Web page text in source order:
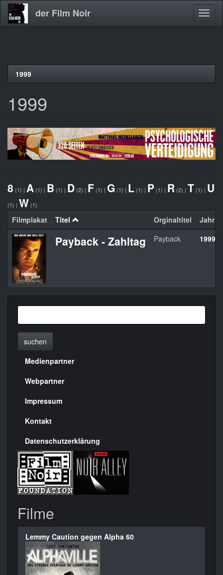
Direkt
der Film Noir
1999
1999
8 (1) | A (1) | B (1) | D (2) | F (1) | G (1) | L (1) | P (1) | R (2) | T (1) | U
(1) | W (1)
Filmplakat Titel Orginaltitel Jahr
Payback - Zahltag Payback 1999
suchen
Menülinks
rechte
Seite
Medienpartner
Webpartner
Impressum
Kontakt
Datenschutzerklärung
Filme
Lemmy Caution gegen Alpha 60